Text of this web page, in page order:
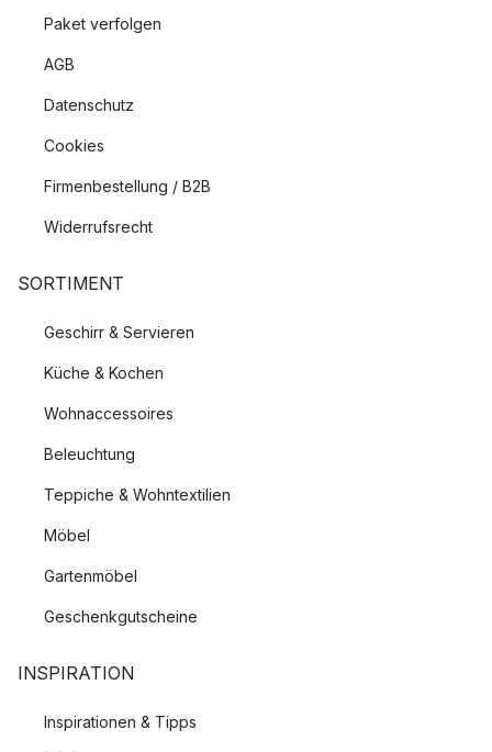
Paket verfolgen
AGB
Datenschutz
Cookies
Firmenbestellung / B2B
Widerrufsrecht
SORTIMENT
Geschirr & Servieren
Küche & Kochen
Wohnaccessoires
Beleuchtung
Teppiche & Wohntextilien
Möbel
Gartenmöbel
Geschenkgutscheine
INSPIRATION
Inspirationen & Tipps